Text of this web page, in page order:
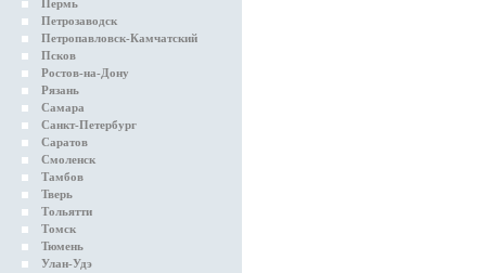
Пермь
Петрозаводск
Петропавловск-Камчатский
Псков
Ростов-на-Дону
Рязань
Самара
Санкт-Петербург
Саратов
Смоленск
Тамбов
Тверь
Тольятти
Томск
Тюмень
Улан-Удэ